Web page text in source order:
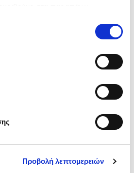
από τα παρακάτω με την
΄΄και να ενημερωθείτε σχετικά με
Προβολή λεπτομερειών